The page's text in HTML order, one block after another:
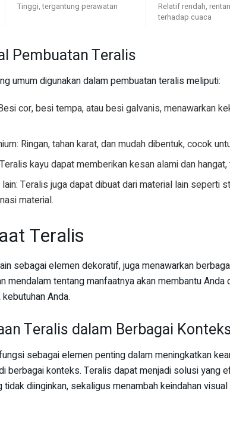
Tinggi, tergantung perawatan
Relatif rendah, rentan
terhadap cuaca
Pembuatan Teralis
umum digunakan dalam pembuatan teralis meliputi:
cor, besi tempa, atau besi galvanis, menawarkan
Ringan, tahan karat, dan mudah dibentuk, cocok
kayu dapat memberikan kesan alami dan
lain: Teralis juga dapat dibuat dari material lain seperti
material.
Teralis
sebagai elemen dekoratif, juga menawarkan
mendalam tentang manfaatnya akan membantu
Anda.
Teralis dalam Berbagai
sebagai elemen penting dalam meningkatkan
berbagai konteks. Teralis dapat menjadi solusi yang
diinginkan, sekaligus menambah keindahan